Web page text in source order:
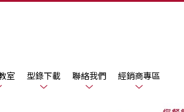
室 型錄下載 聯絡我們 經銷商專區